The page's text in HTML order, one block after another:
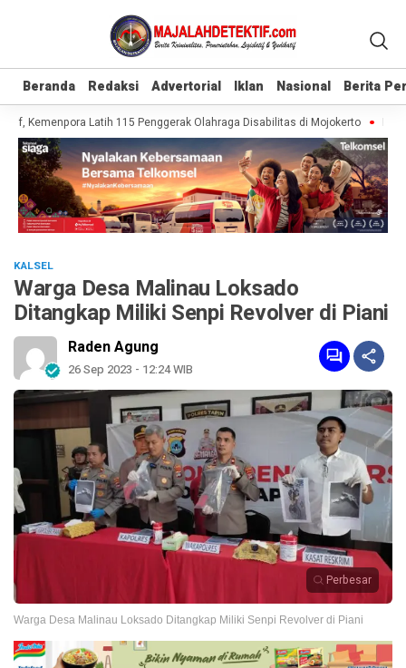
Beranda Redaksi Advertorial Iklan Nasional Berita
Beranda Redaksi Advertorial Iklan Nasional Berita
Kemenpora Latih 115 Penggerak Olahraga Disabilitas di Mojokerto
KALSEL
Warga Desa Malinau Loksado
Ditangkap Miliki Senpi Revolver di Piani
Raden Agung
26 Sep 2023 - 12:24 WIB
Perbesar
Warga Desa Malinau Loksado Ditangkap Miliki Senpi Revolver di Piani